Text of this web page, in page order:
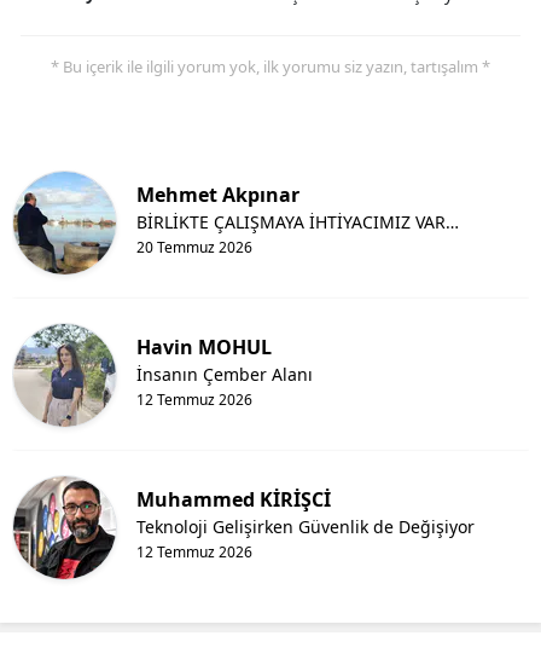
* Bu içerik ile ilgili yorum yok, ilk yorumu siz yazın, tartışalım *
Mehmet Akpınar
20 Temmuz 2026
BİRLİKTE ÇALIŞMAYA İHTİYACIMIZ VAR…
Havin MOHUL
12 Temmuz 2026
İnsanın Çember Alanı
Muhammed KİRİŞCİ
12 Temmuz 2026
Teknoloji Gelişirken Güvenlik de Değişiyor